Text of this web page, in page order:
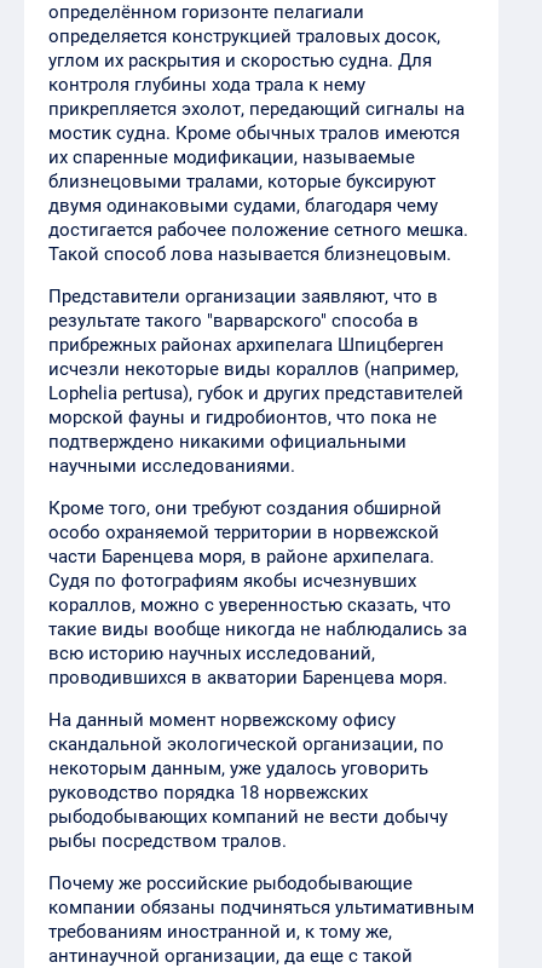
определённом горизонте пелагиали
определяется конструкцией траловых досок,
углом их раскрытия и скоростью судна. Для
контроля глубины хода трала к нему
прикрепляется эхолот, передающий сигналы на
мостик судна. Кроме обычных тралов имеются
их спаренные модификации, называемые
близнецовыми тралами, которые буксируют
двумя одинаковыми судами, благодаря чему
достигается рабочее положение сетного мешка.
Такой способ лова называется близнецовым.
Представители организации заявляют, что в
результате такого "варварского" способа в
прибрежных районах архипелага Шпицберген
исчезли некоторые виды кораллов (например,
Lophelia pertusa), губок и других представителей
морской фауны и гидробионтов, что пока не
подтверждено никакими официальными
научными исследованиями.
Кроме того, они требуют создания обширной
особо охраняемой территории в норвежской
части Баренцева моря, в районе архипелага.
Судя по фотографиям якобы исчезнувших
кораллов, можно с уверенностью сказать, что
такие виды вообще никогда не наблюдались за
всю историю научных исследований,
проводившихся в акватории Баренцева моря.
На данный момент норвежскому офису
скандальной экологической организации, по
некоторым данным, уже удалось уговорить
руководство порядка 18 норвежских
рыбодобывающих компаний не вести добычу
рыбы посредством тралов.
Почему же российские рыбодобывающие
компании обязаны подчиняться ультимативным
требованиям иностранной и, к тому же,
антинаучной организации, да еще с такой